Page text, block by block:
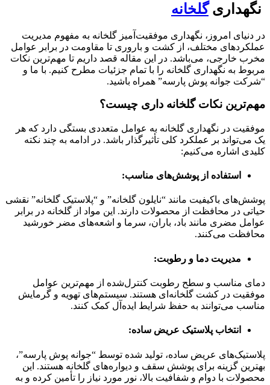
نگهداریگلخانه
در دنیای امروز، نگهداری موفقیت‌آمیز گلخانه به مفهوم مدیریت
عملکردهای مختلف، از کشت و باروری تا مقاومت در برابر عوامل
مخرب خارجی، می‌باشد. در این مقاله قصد داریم تا مهم‌ترین نکات
مربوط به نگهداری گلخانه را با تمام جزئیات مطرح کنیم. با ما و
“شرکت جوانه پوش پارسه” همراه باشید.
مهم‌ترین نکات گلخانه داری چیست؟
موفقیت در نگهداری گلخانه به عوامل متعددی بستگی دارد که هر
یک می‌تواند بر عملکرد کلی تأثیرگذار باشد. در ادامه به چند نکته
کلیدی اشاره می‌کنیم:
استفاده از پوشش‌های مناسب:
پوشش‌های باکیفیت مانند “نایلون گلخانه” و “پلاستیک گلخانه” نقشی
حیاتی در محافظت از محصولات دارند. این مواد از گلخانه در برابر
عوامل مضری مانند باد، باران، سرما و اشعه‌های مضر خورشید
محافظت می‌کنند.
مدیریت دما و رطوبت:
دمای مناسب و سطح رطوبت کنترل‌شده از مهم‌ترین عوامل
موفقیت در کشت گلخانه‌ای هستند. سیستم‌های تهویه و گرمایش
مناسب می‌توانند به حفظ شرایط ایده‌آل کمک کنند.
انتخاب پلاستیک عریض ساده:
پلاستیک‌های عریض ساده، تولید شده توسط “جوانه پوش پارسه”،
بهترین گزینه برای پوشش سقف و دیواره‌های گلخانه هستند. این
محصولات با دوام و شفافیت بالا، نور مورد نیاز را تأمین کرده و به